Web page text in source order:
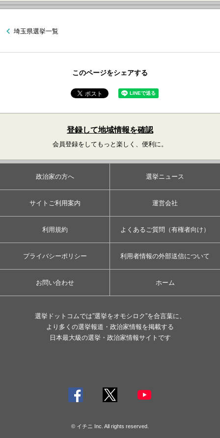
埼玉県選挙一覧
このページをシェアする
登録して地域情報を確認
会員登録をしてもっと楽しく、便利に。
政治家の方へ 選挙ニュース
サイトご利用案内 運営会社
利用規約 よくあるご質問（有権者向け）
プライバシーポリシー 利用者情報の外部送信について
お問い合わせ ホーム
選挙ドットコムでは”選挙をオモシロク”を合言葉に、
より多くの選挙報道・政治家情報を掲載する
日本最大級の選挙・政治家情報サイトです
© イチニ Inc. All rights reserved.